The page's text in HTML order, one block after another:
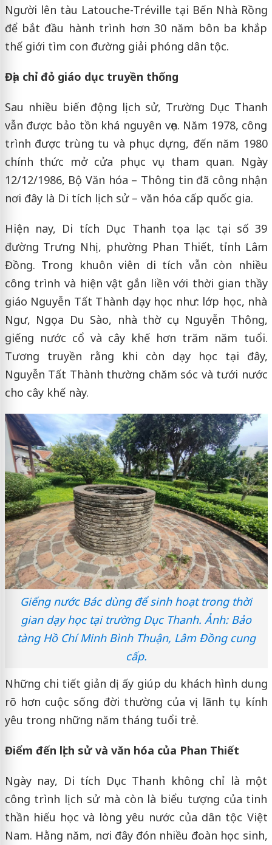
Người lên tàu Latouche-Tréville tại Bến Nhà Rồng
để bắt đầu hành trình hơn 30 năm bôn ba khắp
thế giới tìm con đường giải phóng dân tộc.
Địa chỉ đỏ giáo dục truyền thống
Sau nhiều biến động lịch sử, Trường Dục Thanh
vẫn được bảo tồn khá nguyên vẹn. Năm 1978, công
trình được trùng tu và phục dựng, đến năm 1980
chính thức mở cửa phục vụ tham quan. Ngày
12/12/1986, Bộ Văn hóa – Thông tin đã công nhận
nơi đây là Di tích lịch sử – văn hóa cấp quốc gia.
Hiện nay, Di tích Dục Thanh tọa lạc tại số 39
đường Trưng Nhị, phường Phan Thiết, tỉnh Lâm
Đồng. Trong khuôn viên di tích vẫn còn nhiều
công trình và hiện vật gắn liền với thời gian thầy
giáo Nguyễn Tất Thành dạy học như: lớp học, nhà
Ngư, Ngọa Du Sào, nhà thờ cụ Nguyễn Thông,
giếng nước cổ và cây khế hơn trăm năm tuổi.
Tương truyền rằng khi còn dạy học tại đây,
Nguyễn Tất Thành thường chăm sóc và tưới nước
cho cây khế này.
Giếng nước Bác dùng để sinh hoạt trong thời
gian dạy học tại trường Dục Thanh. Ảnh: Bảo
tàng Hồ Chí Minh Bình Thuận, Lâm Đồng cung
cấp.
Những chi tiết giản dị ấy giúp du khách hình dung
rõ hơn cuộc sống đời thường của vị lãnh tụ kính
yêu trong những năm tháng tuổi trẻ.
Điểm đến lịch sử và văn hóa của Phan Thiết
Ngày nay, Di tích Dục Thanh không chỉ là một
công trình lịch sử mà còn là biểu tượng của tinh
thần hiếu học và lòng yêu nước của dân tộc Việt
Nam. Hằng năm, nơi đây đón nhiều đoàn học sinh,